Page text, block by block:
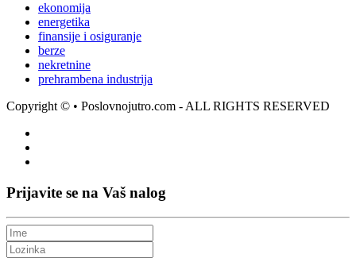
ekonomija
energetika
finansije i osiguranje
berze
nekretnine
prehrambena industrija
Copyright © • Poslovnojutro.com - ALL RIGHTS RESERVED
Prijavite se na Vaš nalog